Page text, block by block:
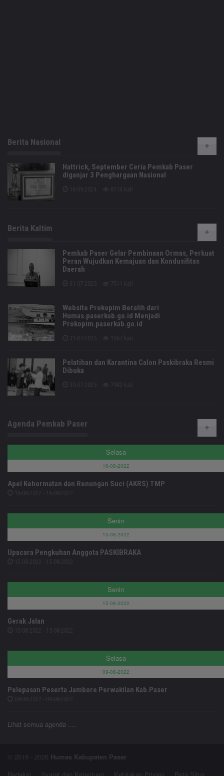
Berita Nasional
Hattrick, September Ceria Pemkab Paser
diganjar 3 Penghargaan Nasional
Berita Kaltim
Pemkab Paser Gelar Pembinaan Ormas, Perkuat
Peran Wujudkan Kemajuan dan Kondusifitas
Daerah
Website Prokopim Beralih dari
Humas.paserkab.go.id Menjadi
Prokopim.paserkab.go.id
Pelatihan dan Karantina Calon Paskibraka Resmi
Dibuka
Agenda Pemkab Paser
Selasa
16-08-2022
Apel Kehormatan dan Renungan Suci (AKRS) TMP
Senin
15-08-2022
Upacara Pengkuhan Anggota PASKIBRAKA
Senin
15-08-2022
Gerak Jalan
Selasa
09-08-2022
Pelepasan Peserta Jambore Perwakilan Kab.Paser
Lihat semua agenda ....
© 2016 - 2026 Humas Kabupaten Paser